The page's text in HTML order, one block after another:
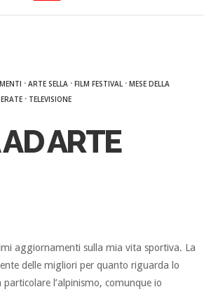
·ARTE SELLA ·FILM FESTIVAL ·MESE DELLA
· TELEVISIONE
ARTE
aggiornamenti sulla mia vita sportiva. La
delle migliori per quanto riguarda lo
particolare l’alpinismo, comunque io